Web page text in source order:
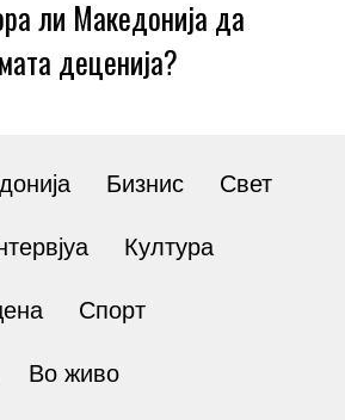
ли Македонија да
деценија?
Бизнис Свет
Култура
Спорт
Во живо